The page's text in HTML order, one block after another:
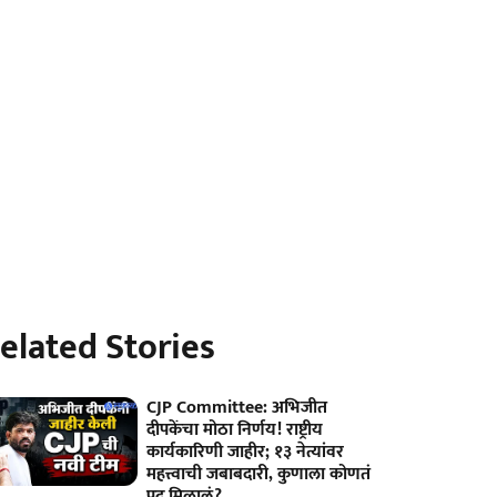
Stories
CJP Committee: अभिजीत
दीपकेंचा मोठा निर्णय! राष्ट्रीय
कार्यकारिणी जाहीर; १३ नेत्यांवर
महत्त्वाची जबाबदारी, कुणाला कोणतं